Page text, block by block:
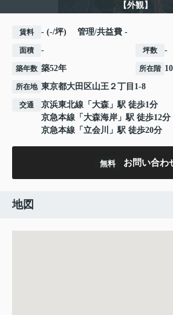
【外観】
賃料 - (-/坪) 管理/共益費 -
面積 - 坪数 -
築年数 築52年 所在階
所在地 東京都大田区山王 ２丁目1-8
交通 京浜東北線 「 大森 」駅 徒歩1分
京急本線 「 大森海岸 」駅 徒歩12分
京急本線 「 立会川 」駅 徒歩20分
無料 お問い合わ
地図